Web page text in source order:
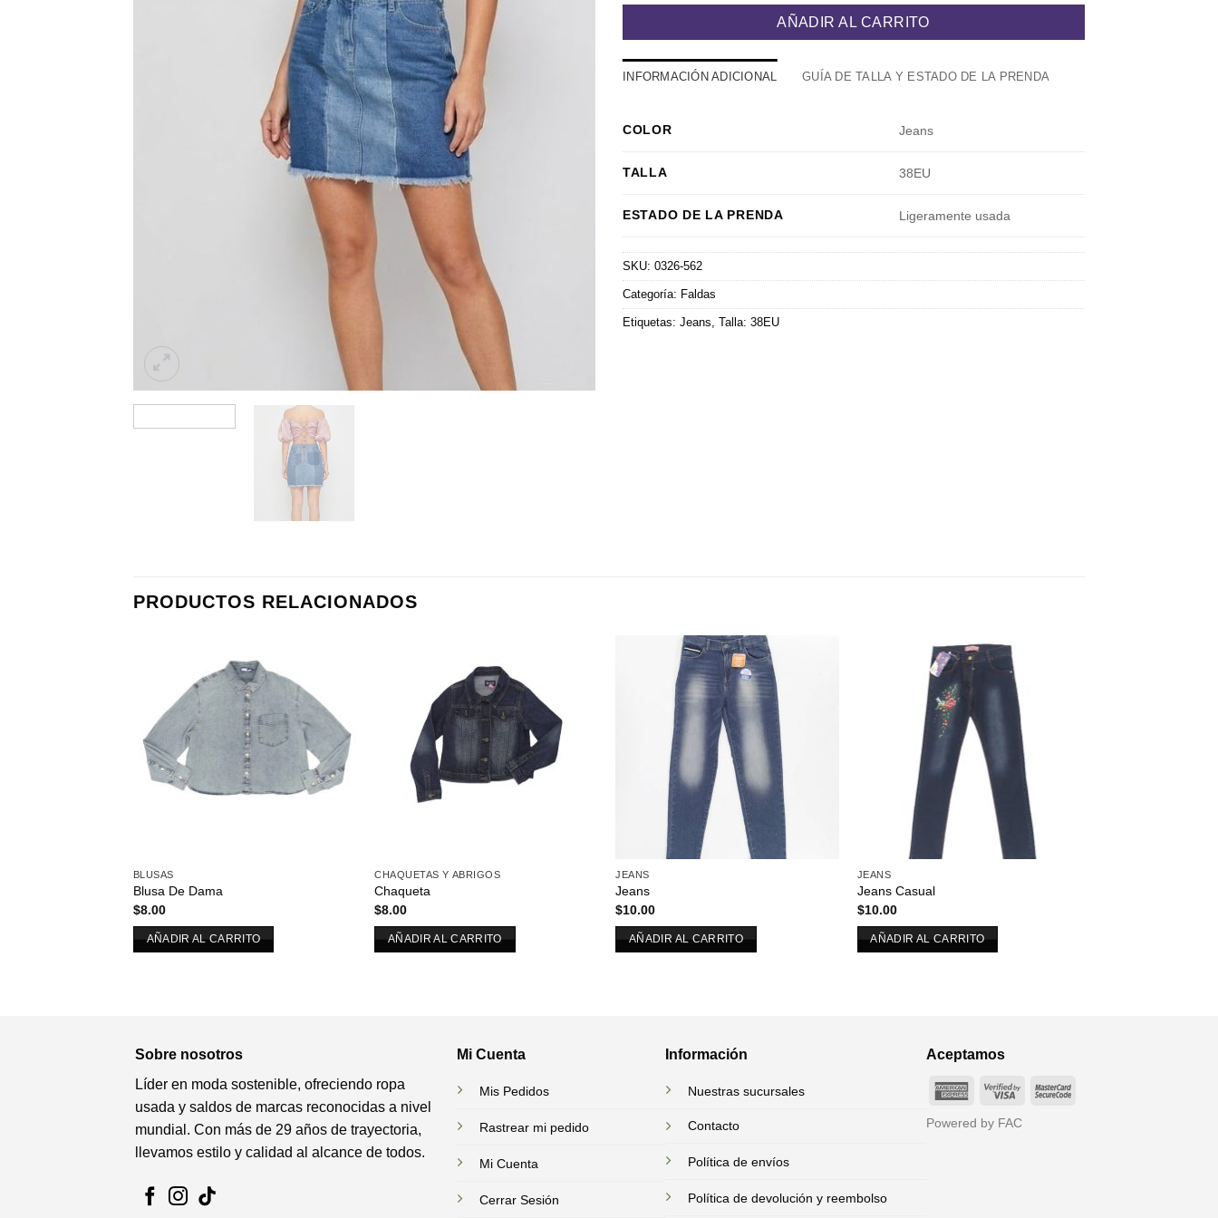
AÑADIR AL CARRITO
INFORMACIÓN ADICIONAL GUÍA DE TALLA Y ESTADO DE LA PRENDA
COLOR Jeans
TALLA 38EU
ESTADO DE LA PRENDA Ligeramente usada
SKU: 0326-562
Categoría: Faldas
Etiquetas: Jeans Talla: 38EU
PRODUCTOS RELACIONADOS
a la
lista de
deseos
BLUSAS
Blusa De Dama
$8.00
AÑADIR AL CARRITO
lista de
deseos
CHAQUETAS Y ABRIGOS
Chaqueta
$8.00
AÑADIR AL CARRITO
JEANS
Jeans
$10.00
AÑADIR AL CARRITO
JEANS
Jeans Casual
$10.00
AÑADIR AL CARRITO
Sobre nosotros
Líder en moda sostenible, ofreciendo ropa
usada y saldos de marcas reconocidas a nivel
mundial. Con más de 29 años de trayectoria,
llevamos estilo y calidad al alcance de todos.
Mi Cuenta
Mis Pedidos
Rastrear mi pedido
Mi Cuenta
Cerrar Sesión
Información
Nuestras sucursales
Contacto
Política de envíos
Política de devolución y reembolso
Aceptamos
AmericanVisa
MasterCard
Powered by FAC